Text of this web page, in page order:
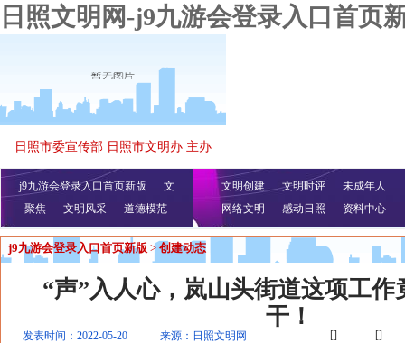
日照文明网-j9九游会登录入口首页
日照市委宣传部 日照市文明办 主办
j9九游会登录入口首页新版
文
明播报
公益视频
聚焦 文明风采 道德模范
文明创建 文明时评
未成年人
网络文明
感动日照 资料中心
j9九游会登录入口首页新版 > 创建动态
“声”入人心，岚山头街道这项工作
干！
发表时间：2022-05-20 来源：日照文明网 [] []